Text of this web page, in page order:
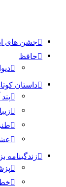
جشن های
حافظ
داستان
زیبا
زندگینامه